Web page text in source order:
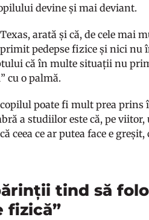
devine și mai deviant.
arată și că, de cele mai
pedepse fizice și nici nu
că în multe situații nu
cu o palmă.
copilul poate fi mult prea
a studiilor este că, pe
ceea ce ar putea face e
tind să
fizică”